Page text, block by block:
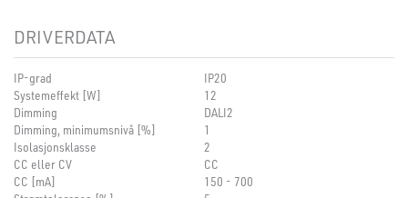
DRIVERDATA
IP-grad
IP20
Systemeffekt [W]
12
Dimming
DALI2
Dimming, minimumsnivå [%]
1
Isolasjonsklasse
2
CC eller CV
CC
CC [mA]
150 - 700